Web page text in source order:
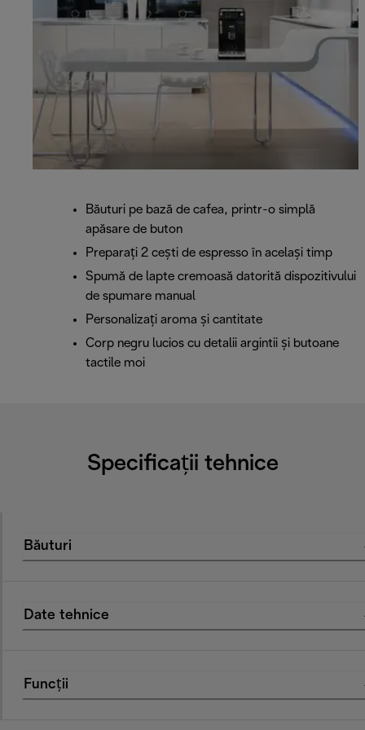
Băuturi pe bază de cafea, printr-o simplă
apăsare de buton
Preparați 2 cești de espresso în același timp
Spumă de lapte cremoasă datorită dispozitivului
de spumare manual
Personalizaţi aroma și cantitate
Corp negru lucios cu detalii argintii și butoane
tactile moi
Specificații tehnice
Băuturi
Date tehnice
Funcții